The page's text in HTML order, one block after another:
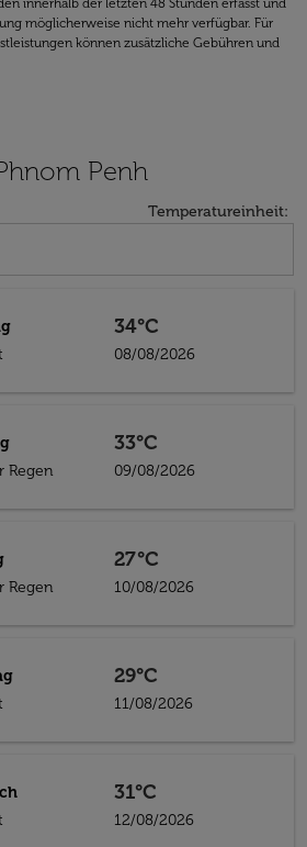
innerhalb der letzten 48 Stunden erfasst und
möglicherweise nicht mehr verfügbar. Für
können zusätzliche Gebühren und
Penh
Temperatureinheit:
34°C
08/08/2026
Regen
33°C
09/08/2026
Regen
27°C
10/08/2026
29°C
11/08/2026
31°C
12/08/2026